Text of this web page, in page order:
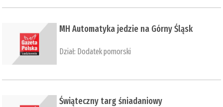
​MH Automatyka jedzie na Górny Śląsk
Dział: Dodatek pomorski
​Świąteczny targ śniadaniowy